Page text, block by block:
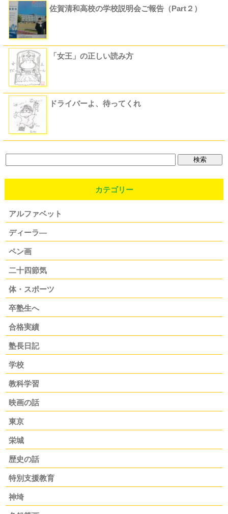
佐賀清和高校の学校説明会ご報告（Part２）
「女王」の正しい読み方
ドライバーよ、待ってくれ
カテゴリー
アルファベット
ディーラ―
ペン画
二十四節気
体・スポーツ
卒塾生へ
合格実績
塾長日記
学校
教科学習
映画の話
東京
栄城
歴史の話
特別支援教育
神埼